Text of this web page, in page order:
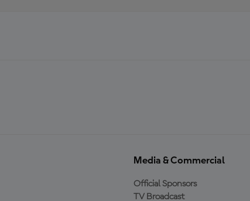
Media & Commercial
Official Sponsors
TV Broadcast